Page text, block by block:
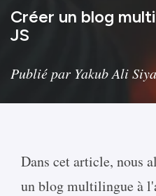
Créer un blog
JS
Publié par Yakub Ali
Dans cet article, nous
un blog multilingue à